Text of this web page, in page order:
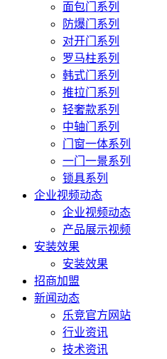
面包门系列
防爆门系列
对开门系列
罗马柱系列
韩式门系列
推拉门系列
轻奢款系列
中轴门系列
门窗一体系列
一门一景系列
锁具系列
企业视频动态
企业视频动态
产品展示视频
安装效果
安装效果
招商加盟
新闻动态
乐竞官方网站
行业资讯
技术资讯